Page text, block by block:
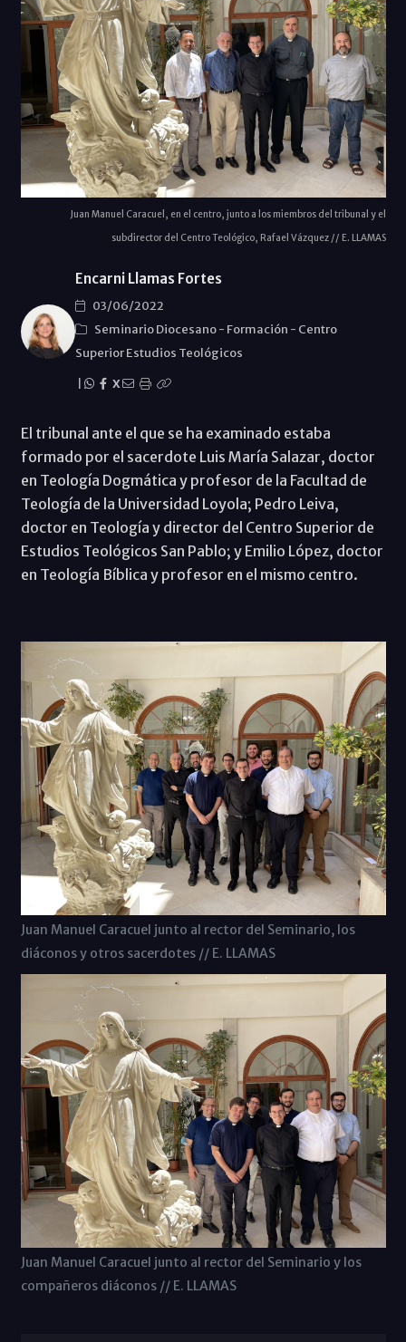
Juan Manuel Caracuel, en el centro, junto a los miembros del tribunal y el
subdirector del Centro Teológico, Rafael Vázquez // E. LLAMAS
Encarni Llamas Fortes
03/06/2022
Seminario Diocesano- Formación - Centro
Superior Estudios Teológicos
X
El tribunal ante el que se ha examinado estaba
formado por el sacerdote Luis María Salazar, doctor
en Teología Dogmática y profesor de la Facultad de
Teología de la Universidad Loyola; Pedro Leiva,
doctor en Teología y director del Centro Superior de
Estudios Teológicos San Pablo; y Emilio López, doctor
en Teología Bíblica y profesor en el mismo centro.
Juan Manuel Caracuel junto al rector del Seminario, los
diáconos y otros sacerdotes // E. LLAMAS
Juan Manuel Caracuel junto al rector del Seminario y los
compañeros diáconos // E. LLAMAS